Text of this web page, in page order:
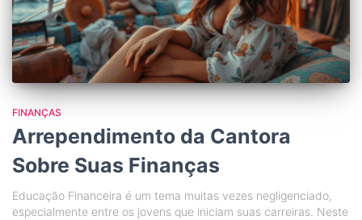
FINANÇAS
Arrependimento da Cantora
Sobre Suas Finanças
Educação Financeira é um tema muitas vezes negligenciado,
especialmente entre os jovens que iniciam suas carreiras. Neste